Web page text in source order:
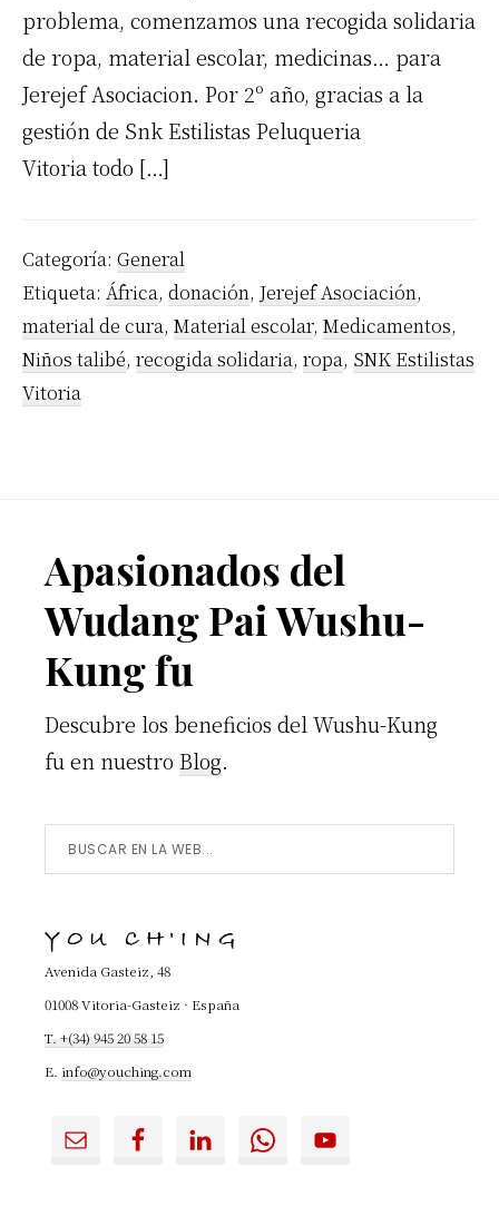
problema, comenzamos una recogida solidaria
de ropa, material escolar, medicinas… para
Jerejef Asociacion. Por 2º año, gracias a la
gestión de Snk Estilistas Peluqueria
Vitoria todo […]
Categoría: General
Etiqueta: África, donación, Jerejef Asociación,
material de cura, Material escolar, Medicamentos,
Niños talibé, recogida solidaria, ropa, SNK Estilistas
Vitoria
Footer
Apasionados del
Wudang Pai Wushu-
Kung fu
Descubre los beneficios del Wushu-Kung
fu en nuestro Blog.
Buscar
en
Web...
YOU CH'ING
Avenida Gasteiz, 48
01008 Vitoria-Gasteiz · España
T. +(34) 945 20 58 15
E. info@youching.com